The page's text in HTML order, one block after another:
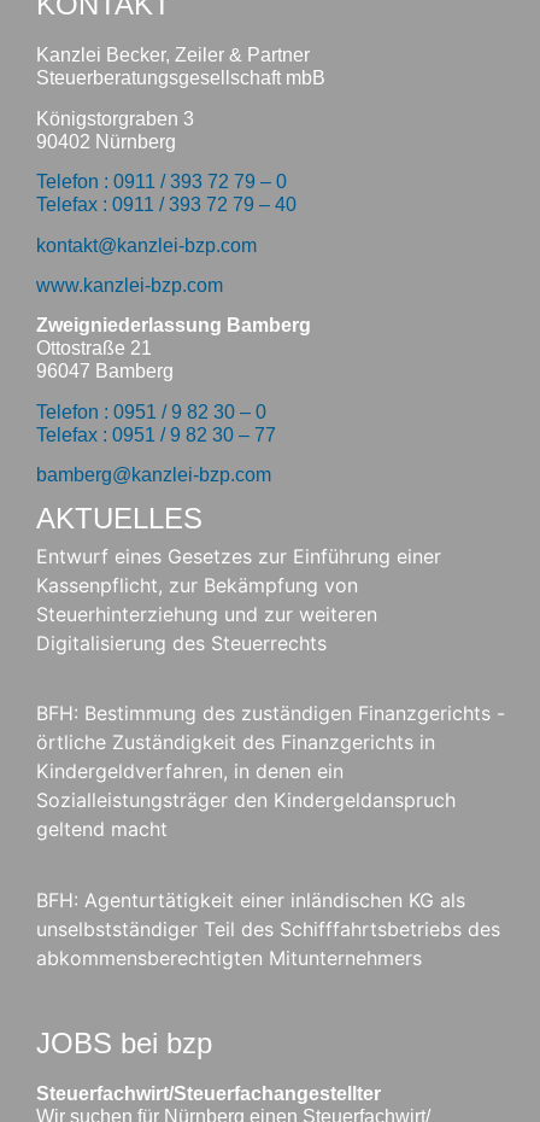
Kanzlei Becker, Zeiler & Partner
Steuerberatungsgesellschaft mbB
Königstorgraben 3
90402 Nürnberg
Telefon : 0911 / 393 72 79 – 0
Telefax : 0911 / 393 72 79 – 40
kontakt@kanzlei-bzp.com
www.kanzlei-bzp.com
Zweigniederlassung Bamberg
Ottostraße 21
96047 Bamberg
Telefon : 0951 / 9 82 30 – 0
Telefax : 0951 / 9 82 30 – 77
bamberg@kanzlei-bzp.com
AKTUELLES
Entwurf eines Gesetzes zur Einführung einer
Kassenpflicht, zur Bekämpfung von
Steuerhinterziehung und zur weiteren
Digitalisierung des Steuerrechts
BFH: Bestimmung des zuständigen Finanzgerichts -
örtliche Zuständigkeit des Finanzgerichts in
Kindergeldverfahren, in denen ein
Sozialleistungsträger den Kindergeldanspruch
geltend macht
BFH: Agenturtätigkeit einer inländischen KG als
unselbstständiger Teil des Schifffahrtsbetriebs des
abkommensberechtigten Mitunternehmers
JOBS bei bzp
Steuerfachwirt/Steuerfachangestellter
Wir suchen für Nürnberg einen Steuerfachwirt/